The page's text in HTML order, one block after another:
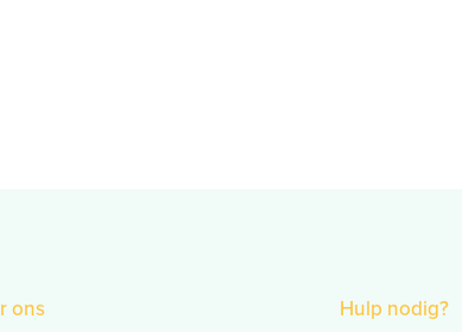
ons Hulp nodig?